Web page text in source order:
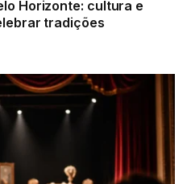
Horizonte: cultura e
tradições